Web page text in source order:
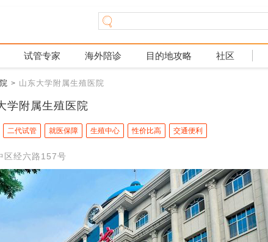
试管专家 海外陪诊 目的地攻略 社区
> 山东大学附属生殖医院
学附属生殖医院
二代试管 就医保障 生殖中心 性价比高 交通便利
区经六路157号